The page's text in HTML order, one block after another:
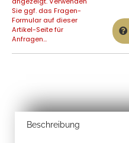
Sie ggf. das Fragen-
Formular auf dieser
Artikel-Seite für
Anfragen...
Beschreibung